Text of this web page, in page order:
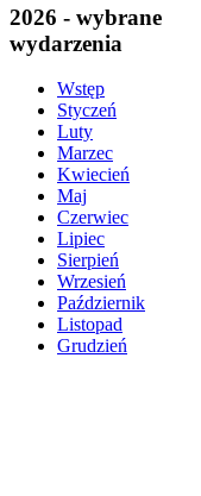
2026 - wybrane
wydarzenia
Wstęp
Styczeń
Luty
Marzec
Kwiecień
Maj
Czerwiec
Lipiec
Sierpień
Wrzesień
Październik
Listopad
Grudzień